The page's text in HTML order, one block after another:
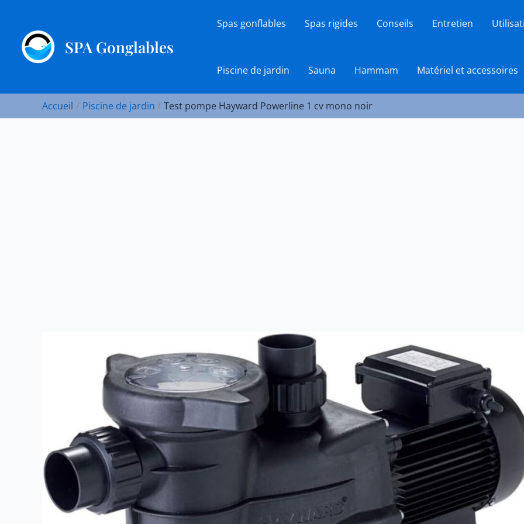
contenu
SPA Gonglables
Spas gonflables Spas rigides Conseils Entretien
Piscine de jardin Sauna Hammam Matériel et accessoires
Accueil Piscine de jardin Test pompe Hayward Powerline 1 cv mono noir